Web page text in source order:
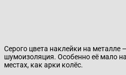
Серого цвета наклейки на металле
шумоизоляция. Особенно её мало
местах, как арки колёс.